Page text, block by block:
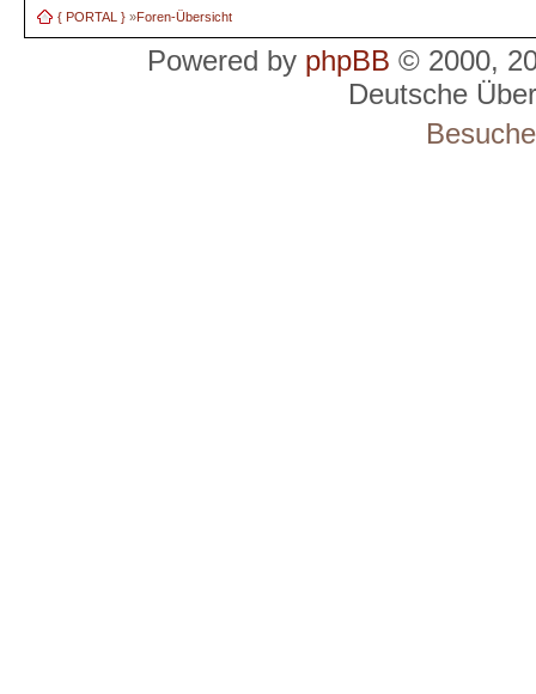
{ PORTAL } »Foren-Übersicht
Powered by phpBB © 2000,
Deutsche